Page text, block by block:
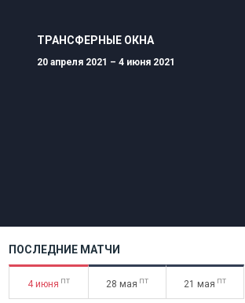
ТРАНСФЕРНЫЕ ОКНА
20 апреля 2021 – 4 июня 2021
ПОСЛЕДНИЕ МАТЧИ
4 июня пт 28 мая пт 21 мая пт